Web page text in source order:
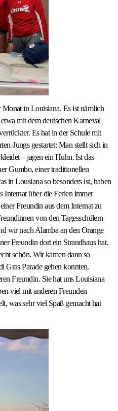
Monat in Louisiana. Es ist nämlich
mit dem deutschen Karneval
Es hat in der Schule mit
Jungs gestartet: Man stellt sich in
– jagen ein Huhn. Ist das
Gumbo, einer traditionellen
in Lousiana so besonders ist, haben
Internat über die Ferien immer
Freundin aus dem Internat zu
von den Tagesschülern
wir nach Alamba an den Orange
Freundin dort ein Strandhaus hat.
schön. Wir kamen dann so
Gras Parade gehen konnten.
Freundin. Sie hat uns Louisiana
viel mit anderen Freunden
was sehr viel Spaß gemacht hat